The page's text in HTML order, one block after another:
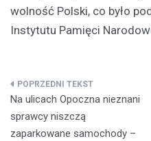
wolność Polski, co było
Instytutu Pamięci
Nawigacja
wpisu
Na ulicach Opoczna nieznani
sprawcy niszczą
zaparkowane samochody –